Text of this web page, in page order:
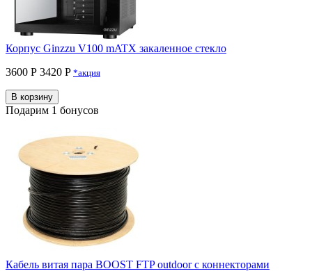
Корпус Ginzzu V100 mATX закаленное стекло
3600 Р 3420 P *акция
В корзину
Подарим 1 бонусов
Кабель витая пара BOOST FTP outdoor с коннекторами